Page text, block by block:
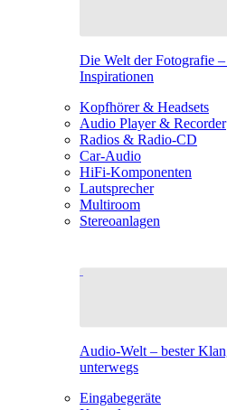
Die Welt der Fotografie
Inspirationen
Kopfhörer & Headsets
Audio Player & Recorder
Radios & Radio-CD
Car-Audio
HiFi-Komponenten
Lautsprecher
Multiroom
Stereoanlagen
Audio-Welt – bester
unterwegs
Eingabegeräte